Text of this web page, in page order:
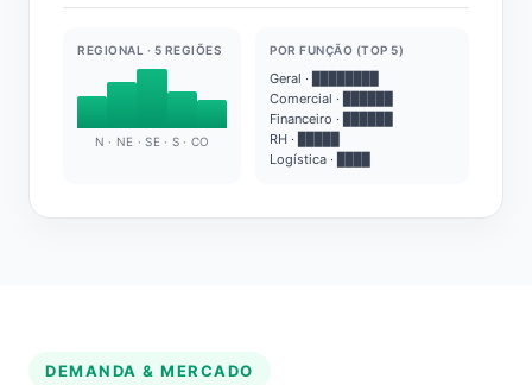
REGIONAL · 5 REGIÕES
N · NE · SE · S · CO
POR FUNÇÃO (TOP 5)
Geral · ████████
Comercial · ██████
Financeiro · ██████
RH · █████
Logística · ████
DEMANDA & MERCADO